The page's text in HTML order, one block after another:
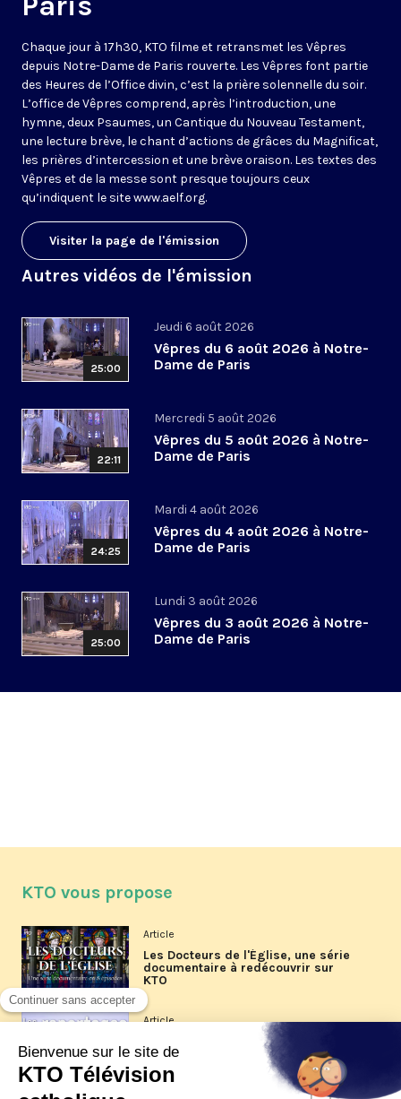
Chaque jour à 17h30, KTO filme et retransmet les Vêpres
depuis Notre-Dame de Paris rouverte. Les Vêpres font partie
des Heures de l’Office divin, c’est la prière solennelle du soir.
L’office de Vêpres comprend, après l’introduction, une
hymne, deux Psaumes, un Cantique du Nouveau Testament,
une lecture brève, le chant d’actions de grâces du Magnificat,
les prières d’intercession et une brève oraison. Les textes des
Vêpres et de la messe sont presque toujours ceux
qu’indiquent le sitewww.aelf.org.
Visiter la page de l'émission
Autres vidéos de l'émission
25:00
Jeudi 6 août 2026
Vêpres du 6 août 2026 à Notre-
Dame de Paris
22:11
Mercredi 5 août 2026
Vêpres du 5 août 2026 à Notre-
Dame de Paris
24:25
Mardi 4 août 2026
Vêpres du 4 août 2026 à Notre-
Dame de Paris
25:00
Lundi 3 août 2026
Vêpres du 3 août 2026 à Notre-
Dame de Paris
KTO vous propose
Article
Les Docteurs de l'Église, une série
documentaire à redécouvrir sur
KTO
Article
Les reportages d'été 2026 de KTO